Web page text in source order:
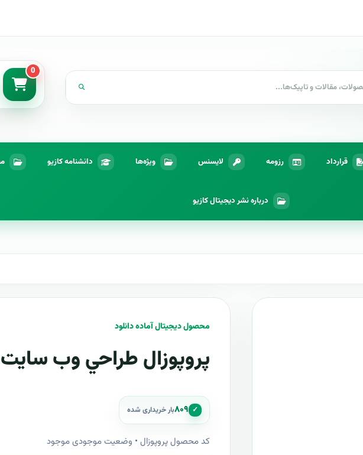
0
قرارداد رزومه لایسنس ویژه‌ها دانشنامه کازیو
درباره نشر دیجیتال کازیو
محصول دیجیتال آماده دانلود
پروپوزال طراحي وب سايت
✓ ۸۰۹بار خریداری شده
کد محصول پروپوزال • وضعیت موجودی موجود